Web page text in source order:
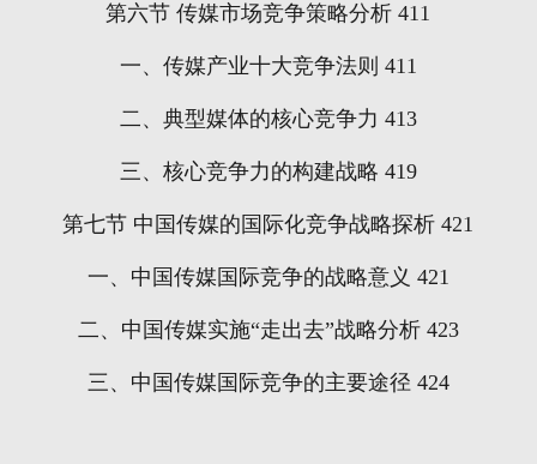
第六节 传媒市场竞争策略分析 411
一、传媒产业十大竞争法则 411
二、典型媒体的核心竞争力 413
三、核心竞争力的构建战略 419
第七节 中国传媒的国际化竞争战略探析 421
一、中国传媒国际竞争的战略意义 421
二、中国传媒实施“走出去”战略分析423
三、中国传媒国际竞争的主要途径424